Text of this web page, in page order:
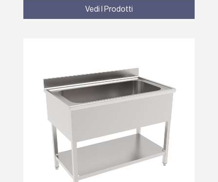
Vedi I Prodotti